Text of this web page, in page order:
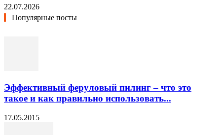
22.07.2026
Популярные посты
Эффективный феруловый пилинг – что это
такое и как правильно использовать...
17.05.2015